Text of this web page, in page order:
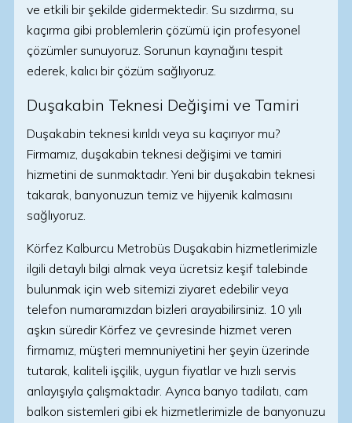
ve etkili bir şekilde gidermektedir. Su sızdırma, su
kaçırma gibi problemlerin çözümü için profesyonel
çözümler sunuyoruz. Sorunun kaynağını tespit
ederek, kalıcı bir çözüm sağlıyoruz.
Duşakabin Teknesi Değişimi ve Tamiri
Duşakabin teknesi kırıldı veya su kaçırıyor mu?
Firmamız, duşakabin teknesi değişimi ve tamiri
hizmetini de sunmaktadır. Yeni bir duşakabin teknesi
takarak, banyonuzun temiz ve hijyenik kalmasını
sağlıyoruz.
Körfez Kalburcu Metrobüs Duşakabin hizmetlerimizle
ilgili detaylı bilgi almak veya ücretsiz keşif talebinde
bulunmak için web sitemizi ziyaret edebilir veya
telefon numaramızdan bizleri arayabilirsiniz. 10 yılı
aşkın süredir Körfez ve çevresinde hizmet veren
firmamız, müşteri memnuniyetini her şeyin üzerinde
tutarak, kaliteli işçilik, uygun fiyatlar ve hızlı servis
anlayışıyla çalışmaktadır. Ayrıca banyo tadilatı, cam
balkon sistemleri gibi ek hizmetlerimizle de banyonuzu